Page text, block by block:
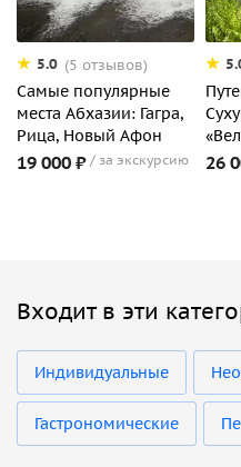
5.0 (5 отзывов)
Самые популярные
места Абхазии: Гагра,
Рица, Новый Афон
19 000 ₽ за экскурсию 26
Входит в эти
Индивидуальные
Гастрономические